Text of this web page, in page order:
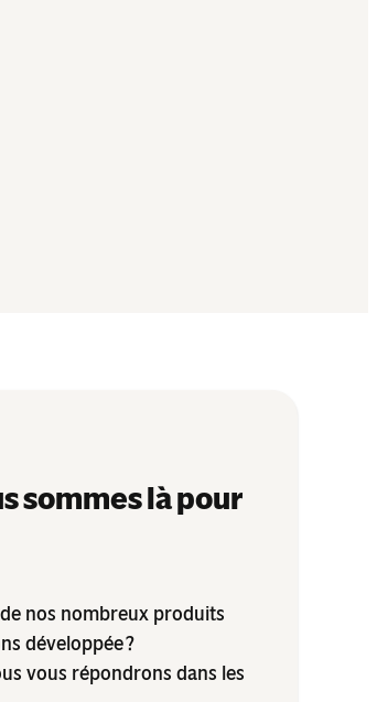
sommes là pour
nos nombreux produits
développée ?
vous répondrons dans les